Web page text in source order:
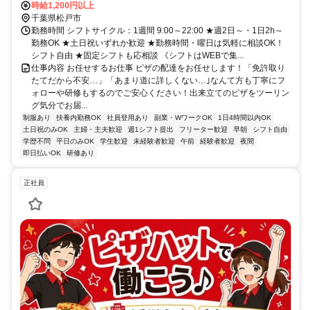
時給1,200円以上
千葉県松戸市
勤務時間 シフトサイクル：1週間 9:00～22:00 ★週2日～・1日2h～
勤務OK ★土日祝いずれか歓迎 ★勤務時間・曜日は気軽に相談OK！
シフト自由 ★固定シフトも応相談 《シフトはWEBで集...
仕事内容 お任せするお仕事 ピザの配達をお任せします！「免許取り
たてだから不安…」「あまり道に詳しくない…｣なんて方も丁寧にフ
ォローや研修もするのでご安心ください！出来立てのピザをツーリン
グ気分でお届...
制服あり 扶養内勤務OK 社員登用あり 副業・WワークOK
1日4時間以内OK
土日祝のみOK
主婦・主夫歓迎 週1シフト提出 フリーター歓迎 早朝
シフト自由
学歴不問
平日のみOK 学生歓迎 未経験者歓迎 午前 経験者歓迎
夜間
即日払いOK
研修あり
正社員